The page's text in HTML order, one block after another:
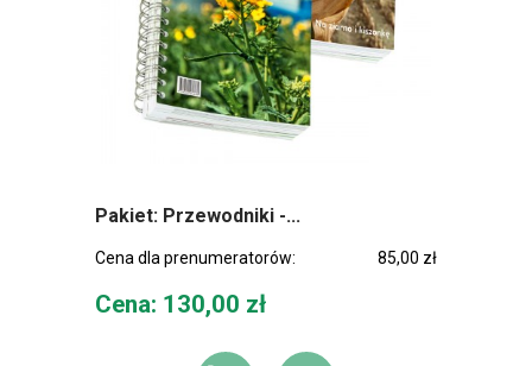
Pakiet: Przewodniki -...
Cena dla prenumeratorów: 85,00 zł
Cena
Cena: 130,00 zł